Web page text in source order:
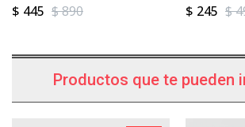
$ 445 $890 $ 245 $
Productos que te pueden